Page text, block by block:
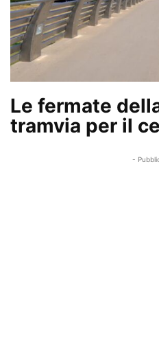
Le fermate
tramvia per il
-